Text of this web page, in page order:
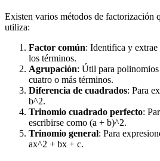
Existen varios métodos de factorización
utiliza:
Factor común: Identifica y
los términos.
Agrupación: Útil para
cuatro o más términos.
Diferencia de cuadrados: Para
b^2.
Trinomio cuadrado perfecto:
escribirse como (a + b)^2.
Trinomio general: Para
ax^2 + bx + c.